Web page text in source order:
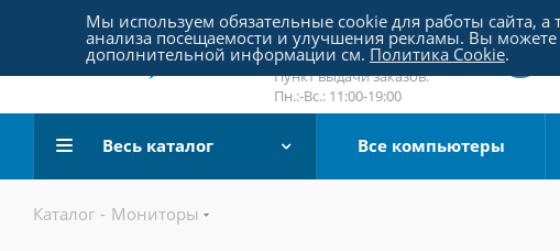
Пятницкое шоссе 18, пав. 267
email:sale@pc-arena.ru
Пн.:-Вс.: 10:00-20:00
Пункт выдачи заказов:
Пн.:-Вс.: 11:00-19:00
Весь каталог Все компьютеры
Каталог - Мониторы
Мы используем обязательные cookie для работы сайта,
анализа посещаемости и улучшения рекламы. Вы
дополнительной информации см. Политика Cookie.